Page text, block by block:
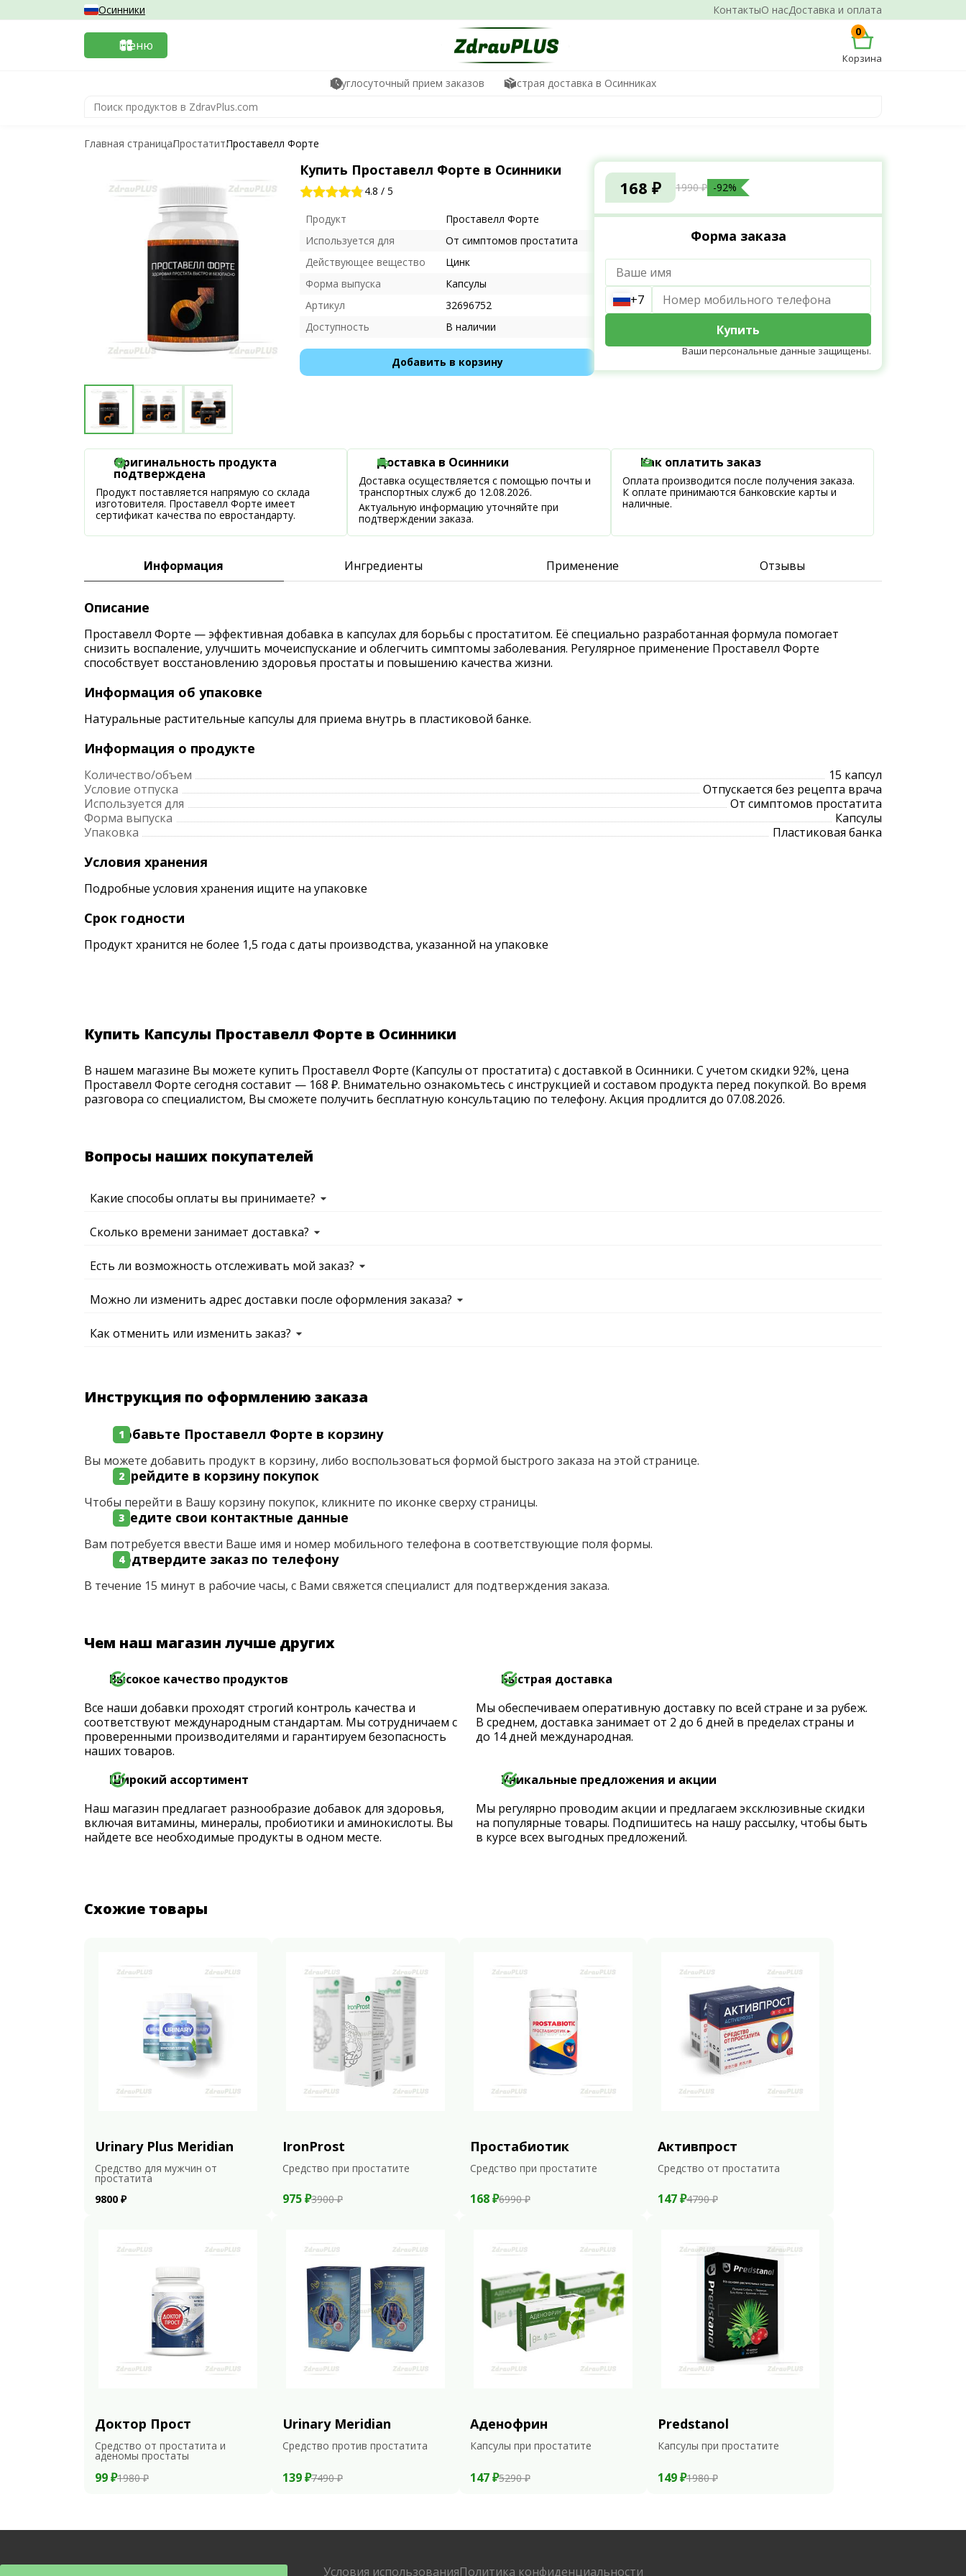
КонтактыО насДоставка и оплата
Осинники
Меню
0
Корзина
Круглосуточный прием заказов Быстрая доставка в Осинниках
Главная страницаПростатитПроставелл Форте
Купить Проставелл Форте в Осинники
4.8 / 5
Продукт
Проставелл Форте
Используется для
От симптомов простатита
Действующее вещество
Цинк
Форма выпуска
Капсулы
Артикул
32696752
Доступность
В наличии
Добавить в корзину
168 ₽ 1990 ₽ -92%
Форма заказа
+7
Купить
Ваши персональные данные защищены.
Оригинальность продукта
подтверждена
Продукт поставляется напрямую со склада
изготовителя. Проставелл Форте имеет
сертификат качества по евростандарту.
Доставка в Осинники
Доставка осуществляется с помощью почты и
транспортных служб до 12.08.2026.
Актуальную информацию уточняйте при
подтверждении заказа.
Как оплатить заказ
Оплата производится после получения заказа.
К оплате принимаются банковские карты и
наличные.
Информация Ингредиенты Применение Отзывы
Описание
Проставелл Форте — эффективная добавка в капсулах для борьбы с простатитом. Её специально разработанная формула помогает
снизить воспаление, улучшить мочеиспускание и облегчить симптомы заболевания. Регулярное применение Проставелл Форте
способствует восстановлению здоровья простаты и повышению качества жизни.
Информация об упаковке
Натуральные растительные капсулы для приема внутрь в пластиковой банке.
Информация о продукте
Количество/объем
15 капсул
Условие отпуска
Отпускается без рецепта врача
Используется для
От симптомов простатита
Форма выпуска
Капсулы
Упаковка
Пластиковая банка
Условия хранения
Подробные условия хранения ищите на упаковке
Срок годности
Продукт хранится не более 1,5 года с даты производства, указанной на упаковке
Купить Капсулы Проставелл Форте в Осинники
В нашем магазине Вы можете купить Проставелл Форте (Капсулы от простатита) с доставкой в Осинники. С учетом скидки 92%, цена
Проставелл Форте сегодня составит — 168 ₽. Внимательно ознакомьтесь с инструкцией и составом продукта перед покупкой. Во время
разговора со специалистом, Вы сможете получить бесплатную консультацию по телефону. Акция продлится до 07.08.2026.
Вопросы наших покупателей
Какие способы оплаты вы принимаете?
Сколько времени занимает доставка?
Есть ли возможность отслеживать мой заказ?
Можно ли изменить адрес доставки после оформления заказа?
Как отменить или изменить заказ?
Инструкция по оформлению заказа
Добавьте Проставелл Форте в корзину
Вы можете добавить продукт в корзину, либо воспользоваться формой быстрого заказа на этой странице.
Перейдите в корзину покупок
Чтобы перейти в Вашу корзину покупок, кликните по иконке сверху страницы.
Введите свои контактные данные
Вам потребуется ввести Ваше имя и номер мобильного телефона в соответствующие поля формы.
Подтвердите заказ по телефону
В течение 15 минут в рабочие часы, с Вами свяжется специалист для подтверждения заказа.
Чем наш магазин лучше других
Высокое качество продуктов
Все наши добавки проходят строгий контроль качества и
соответствуют международным стандартам. Мы сотрудничаем с
проверенными производителями и гарантируем безопасность
наших товаров.
Быстрая доставка
Мы обеспечиваем оперативную доставку по всей стране и за рубеж.
В среднем, доставка занимает от 2 до 6 дней в пределах страны и
до 14 дней международная.
Широкий ассортимент
Наш магазин предлагает разнообразие добавок для здоровья,
включая витамины, минералы, пробиотики и аминокислоты. Вы
найдете все необходимые продукты в одном месте.
Уникальные предложения и акции
Мы регулярно проводим акции и предлагаем эксклюзивные скидки
на популярные товары. Подпишитесь на нашу рассылку, чтобы быть
в курсе всех выгодных предложений.
Схожие товары
Urinary Plus Meridian
Средство для мужчин от
простатита
9800 ₽
IronProst
Средство при простатите
975 ₽3900 ₽
Простабиотик
Средство при простатите
168 ₽6990 ₽
Активпрост
Средство от простатита
147 ₽4790 ₽
Доктор Прост
Средство от простатита и
аденомы простаты
99 ₽1980 ₽
Urinary Meridian
Средство против простатита
139 ₽7490 ₽
Аденофрин
Капсулы при простатите
147 ₽5290 ₽
Predstanol
Капсулы при простатите
149 ₽1980 ₽
Условия использованияПолитика конфиденциальности